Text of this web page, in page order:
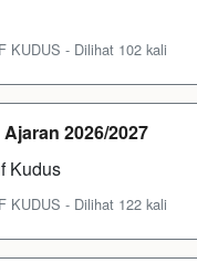
KUDUS - Dilihat 102 kali
2026/2027
Kudus
KUDUS - Dilihat 122 kali